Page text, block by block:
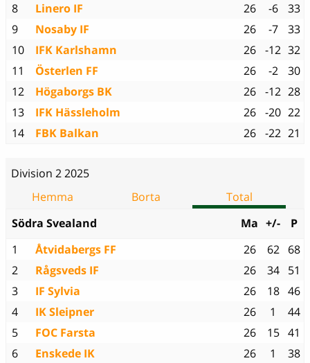
8
Linero IF 26 -6
33
9
Nosaby IF 26 -7
33
10
IFK Karlshamn 26 -12 32
11
Österlen FF 26 -2
30
12
Högaborgs BK 26 -12 28
13
IFK Hässleholm 26 -20 22
14
FBK Balkan 26 -22 21
Division 2 2025
Hemma
Borta
Total
Södra Svealand
Ma +/-
P
1
Åtvidabergs FF 26 62
68
2
Rågsveds IF 26 34
51
3
IF Sylvia 26 18 46
4
IK Sleipner 26 1
44
5
FOC Farsta 26 15 41
6
Enskede IK 26 1
38